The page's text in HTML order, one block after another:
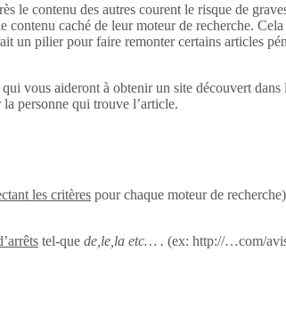
le contenu des autres courent le risque de
caché de leur moteur de recherche.
un pilier pour faire remonter certains articles
vous aideront à obtenir un site découvert dans
personne qui trouve l’article.
les critères pour chaque moteur de
tel-que de,le,la etc… . (ex: http://…com/